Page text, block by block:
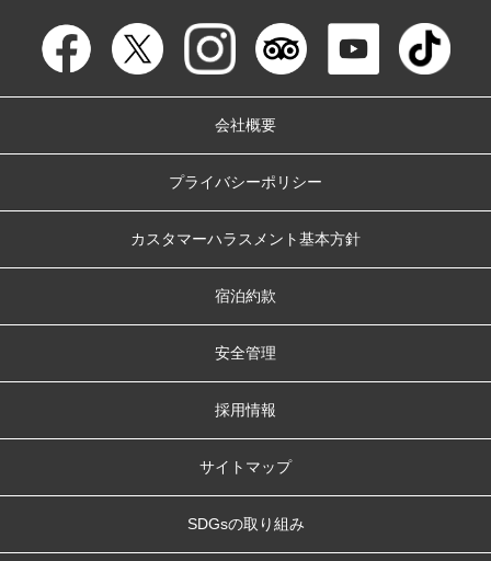
会社概要
プライバシーポリシー
カスタマーハラスメント基本方針
宿泊約款
安全管理
採用情報
サイトマップ
SDGsの取り組み